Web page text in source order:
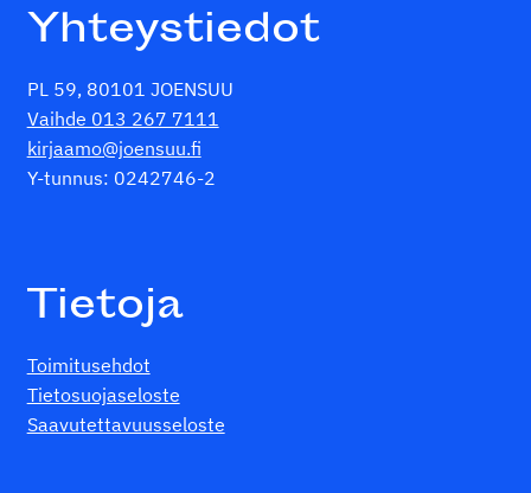
Yhteystiedot
PL 59, 80101 JOENSUU
Vaihde 013 267 7111
kirjaamo@joensuu.fi
Y-tunnus: 0242746-2
Tietoja
Toimitusehdot
Tietosuojaseloste
Saavutettavuusseloste